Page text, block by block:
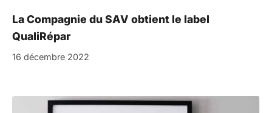
La Compagnie du SAV obtient le label
QualiRépar
16 décembre 2022